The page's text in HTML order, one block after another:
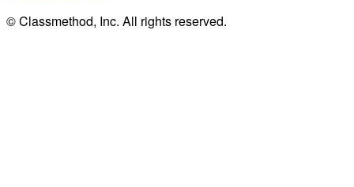
© Classmethod, Inc. All rights reserved.